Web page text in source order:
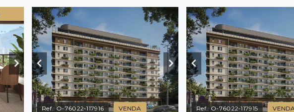
Ref.:O-76022-117916 VENDA Ref.:O-76022-117915